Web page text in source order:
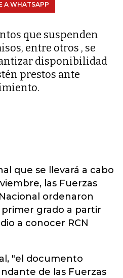
A WHATSAPP
que suspenden
entre otros , se
disponibilidad
prestos ante
que se llevará a cabo
las Fuerzas
ordenaron
grado a partir
a conocer RCN
"el documento
de las Fuerzas